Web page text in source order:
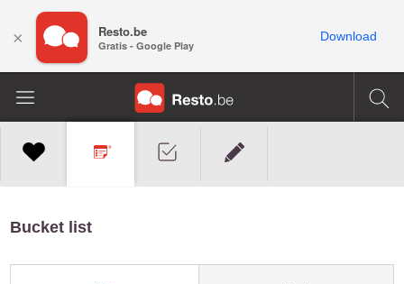
Bucket list
× Resto.be
Gratis - Google Play
Download